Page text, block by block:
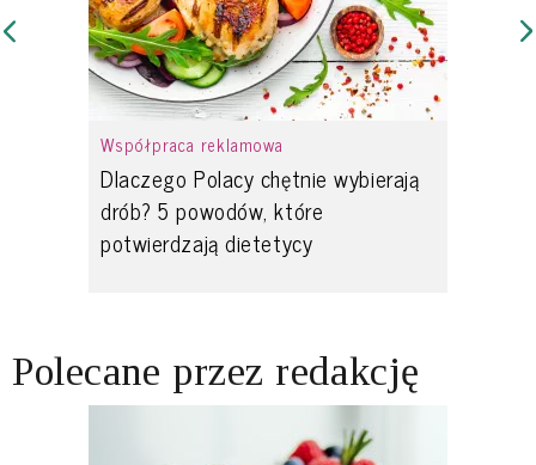
Współpraca reklamowa
Dlaczego Polacy chętnie wybierają
drób? 5 powodów, które
potwierdzają dietetycy
Polecane przez redakcję